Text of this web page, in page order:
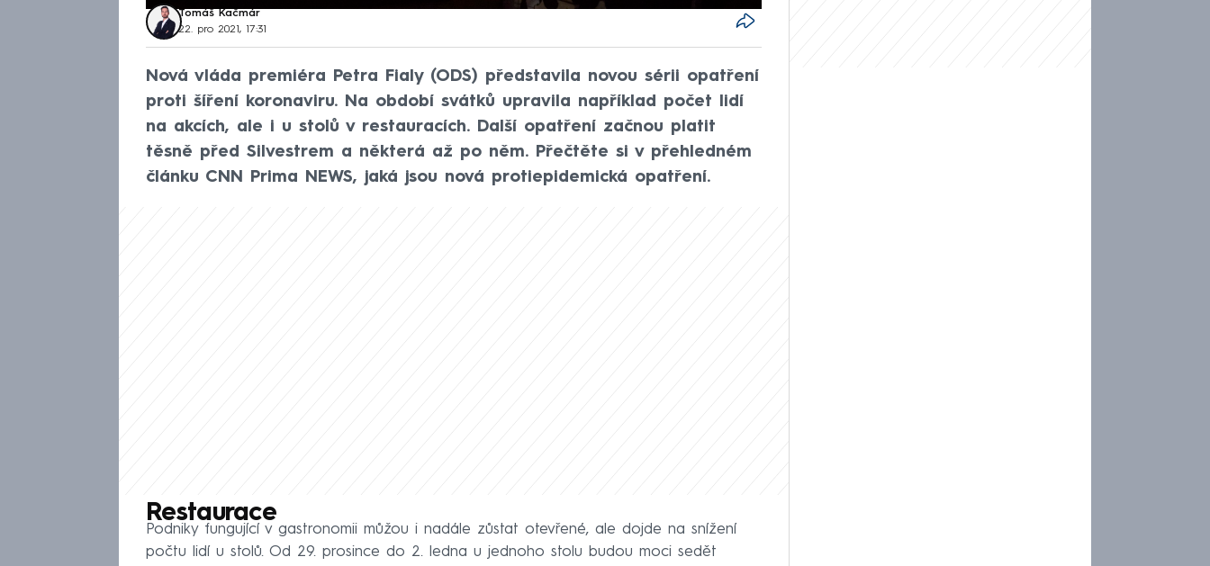
Tomáš Kačmár
22. pro 2021, 17:31
Nová vláda premiéra Petra Fialy (ODS) představila novou sérii opatření
proti šíření koronaviru. Na období svátků upravila například počet lidí
na akcích, ale i u stolů v restauracích. Další opatření začnou platit
těsně před Silvestrem a některá až po něm. Přečtěte si v přehledném
článku CNN Prima NEWS, jaká jsou nová protiepidemická opatření.
Restaurace
Podniky fungující v gastronomii můžou i nadále zůstat otevřené, ale dojde na snížení
počtu lidí u stolů. Od 29. prosince do 2. ledna u jednoho stolu budou moci sedět